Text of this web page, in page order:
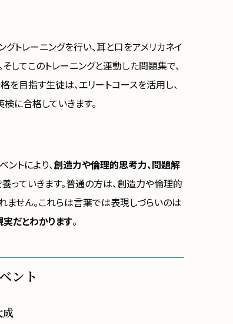
トレーニングを行い、耳と口をアメリカネイ
してこのトレーニングと連動した問題集で、
を目指す生徒は、エリートコースを活用し、
に合格していきます。
ントにより、創造力や倫理的思考力、問題解
養っていきます。普通の方は、創造力や倫理的
ません。これらは言葉では表現しづらいのは
だとわかります。
ント
成